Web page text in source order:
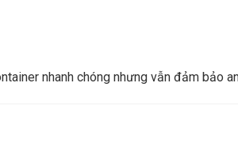
nhanh chóng nhưng vẫn đảm bảo